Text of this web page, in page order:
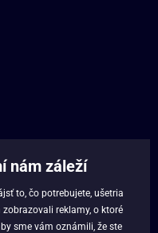
nám záleží
to, čo potrebujete, ušetria
reklamy, o ktoré
sme vám oznámili, že ste